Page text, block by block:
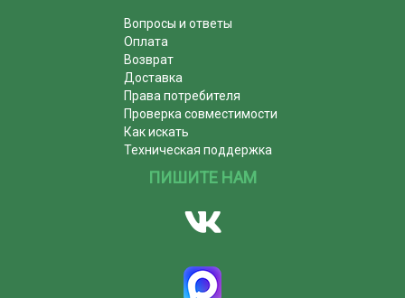
Вопросы и ответы
Оплата
Возврат
Доставка
Права потребителя
Проверка совместимости
Как искать
Техническая поддержка
ПИШИТЕ НАМ